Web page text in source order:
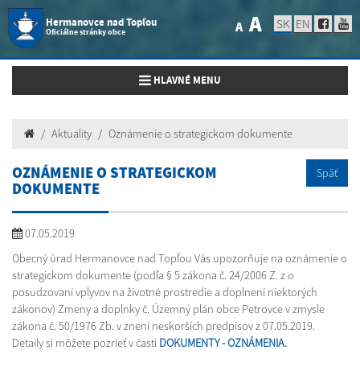
Hermanovce nad Topľou
Oficiálne stránky obce A A SK EN
Toggle navigation
HLAVNÉ MENU
Aktuality Oznámenie o strategickom dokumente
OZNÁMENIE O STRATEGICKOM
DOKUMENTE
Späť
07.05.2019
Obecný úrad Hermanovce nad Topľou Vás upozorňuje na oznámenie o
strategickom dokumente (podľa § 5 zákona č. 24/2006 Z. z o
posudzovaní vplyvov na životné prostredie a doplnení niektorých
zákonov) Zmeny a doplnky č. Územný plán obce Petrovce v zmysle
zákona č. 50/1976 Zb. v znení neskorších predpisov z 07.05.2019.
Detaily si môžete pozrieť v časti DOKUMENTY - OZNÁMENIA.